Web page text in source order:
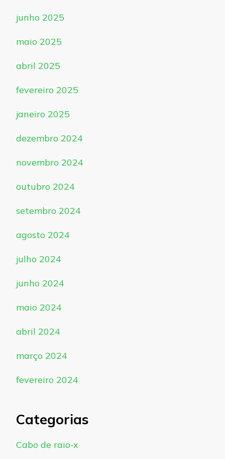
junho 2025
maio 2025
abril 2025
fevereiro 2025
janeiro 2025
dezembro 2024
novembro 2024
outubro 2024
setembro 2024
agosto 2024
julho 2024
junho 2024
maio 2024
abril 2024
março 2024
fevereiro 2024
Categorias
Cabo de raio-x